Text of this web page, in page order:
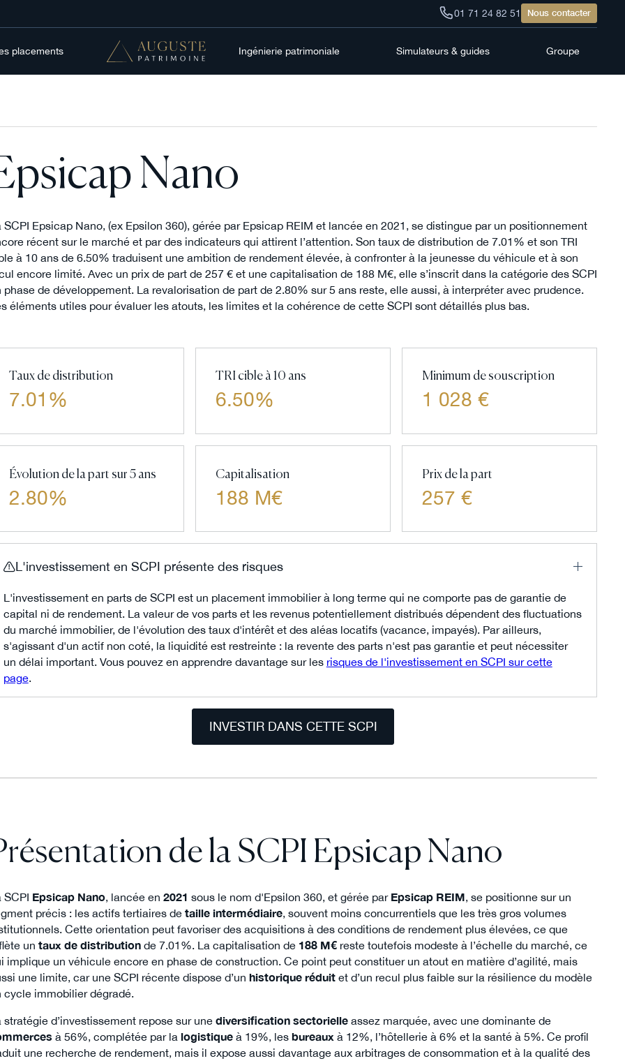
01 71 24 82 51 Nous contacter
placements Ingénierie patrimoniale Simulateurs & guides Groupe
Nano
SCPI Epsicap Nano, (ex Epsilon 360), gérée par Epsicap REIM et lancée en 2021, se distingue par un positionnement
récent sur le marché et par des indicateurs qui attirent l’attention. Son taux de distribution de 7.01% et son TRI
à 10 ans de 6.50% traduisent une ambition de rendement élevée, à confronter à la jeunesse du véhicule et à son
encore limité. Avec un prix de part de 257 € et une capitalisation de 188 M€, elle s’inscrit dans la catégorie des SCPI
phase de développement. La revalorisation de part de 2.80% sur 5 ans reste, elle aussi, à interpréter avec prudence.
éléments utiles pour évaluer les atouts, les limites et la cohérence de cette SCPI sont détaillés plus bas.
Taux de distribution
7.01%
TRI cible à 10 ans
6.50%
Minimum de souscription
1 028 €
Évolution de la part sur 5 ans
2.80%
Capitalisation
188 M€
Prix de la part
257 €
L'investissement en SCPI présente des risques
L'investissement en parts de SCPI est un placement immobilier à long terme qui ne comporte pas de garantie de
capital ni de rendement. La valeur de vos parts et les revenus potentiellement distribués dépendent des fluctuations
du marché immobilier, de l'évolution des taux d'intérêt et des aléas locatifs (vacance, impayés). Par ailleurs,
s'agissant d'un actif non coté, la liquidité est restreinte : la revente des parts n'est pas garantie et peut nécessiter
un délai important. Vous pouvez en apprendre davantage sur les risques de l'investissement en SCPI sur cette
page.
INVESTIR DANS CETTE SCPI
de la SCPI Epsicap Nano
SCPI Epsicap Nano, lancée en 2021 sous le nom d'Epsilon 360, et gérée par Epsicap REIM, se positionne sur un
précis : les actifs tertiaires de taille intermédiaire, souvent moins concurrentiels que les très gros volumes
Cette orientation peut favoriser des acquisitions à des conditions de rendement plus élevées, ce que
un taux de distribution de 7.01%. La capitalisation de 188 M€ reste toutefois modeste à l’échelle du marché, ce
implique un véhicule encore en phase de construction. Ce point peut constituer un atout en matière d’agilité, mais
une limite, car une SCPI récente dispose d’un historique réduit et d’un recul plus faible sur la résilience du modèle
cycle immobilier dégradé.
stratégie d’investissement repose sur une diversification sectorielle assez marquée, avec une dominante de
à 56%, complétée par la logistique à 19%, les bureaux à 12%, l’hôtellerie à 6% et la santé à 5%. Ce profil
une recherche de rendement, mais il expose aussi davantage aux arbitrages de consommation et à la qualité des